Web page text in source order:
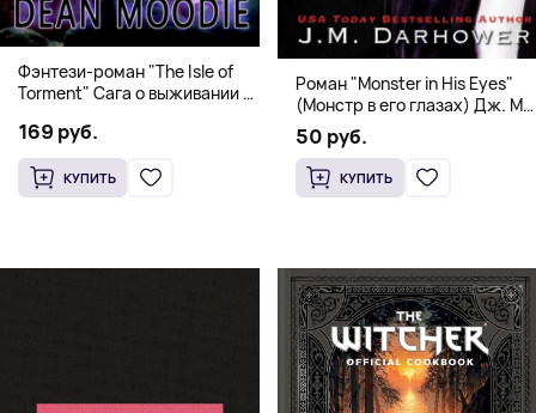
Фэнтези-роман "The Isle of
Torment" Сага о выживании и
169 руб.
КУПИТЬ
Роман "Monster in His Eyes"
(Монстр в его глазах) Дж. М.
Дарховер | Mafia Romance
18+
50 руб.
КУПИТЬ